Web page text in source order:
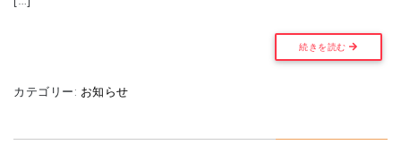
続きを読む
カテゴリー: お知らせ